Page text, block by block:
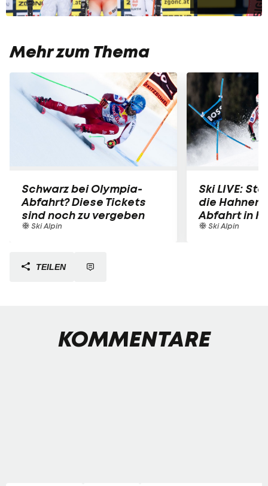
Mehr zum Thema
Schwarz bei Olympia-
Abfahrt? Diese Tickets
sind noch zu vergeben
Ski Alpin
Ski LIVE:
die
Abfahrt in
Ski Alpin
TEILEN
KOMMENTARE